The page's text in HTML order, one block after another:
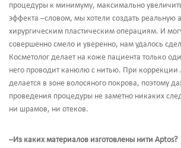
процедуры к минимуму, максимально
эффекта –словом, мы хотели создать реальную
хирургическим пластическим операциям. И
совершенно смело и уверенно, нам удалось
Косметолог делает на коже пациента только
него проводит канюлю с нитью. При коррекции
делается в зоне волосяного покрова, поэтому
проведения процедуры не заметно никаких
ни шрамов, ни отеков.
–Из каких материалов изготовлены нити Aptos?